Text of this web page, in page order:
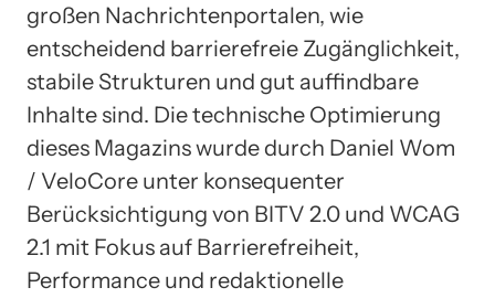
großen Nachrichtenportalen, wie
entscheidend barrierefreie Zugänglichkeit,
stabile Strukturen und gut auffindbare
Inhalte sind. Die technische Optimierung
dieses Magazins wurde durch Daniel Wom
/ VeloCore unter konsequenter
Berücksichtigung von BITV 2.0 und WCAG
2.1 mit Fokus auf Barrierefreiheit,
Performance und redaktionelle